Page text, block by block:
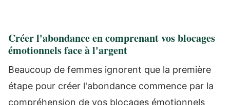
Créer l'abondance en comprenant vos blocages
émotionnels face à l'argent
Beaucoup de femmes ignorent que la première
étape pour créer l'abondance commence par la
compréhension de vos blocages émotionnels